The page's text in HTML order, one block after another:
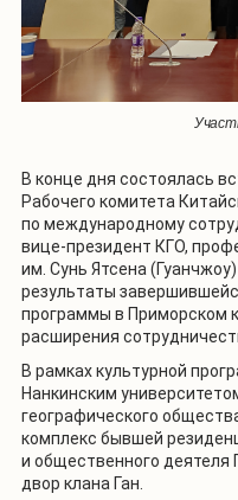
В конце дня состоялась
Рабочего комитета
по международному
вице-президент КГО,
им. Сунь Ятсена
результаты
программы в Приморском
расширения
В рамках культурной
Нанкинским
географического
комплекс бывшей
и общественного деятеля
двор клана Ган.